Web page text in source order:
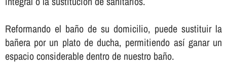
Reformando el baño de su domicilio, puede sustituir la
bañera por un plato de ducha, permitiendo así­ ganar un
espacio considerable dentro de nuestro baño.